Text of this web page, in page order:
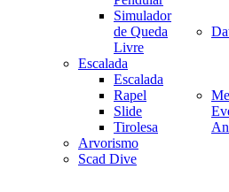
Simulador
de Queda
Livre
Escalada
Escalada
Rapel
Slide
Tirolesa
Arvorismo
Scad Dive